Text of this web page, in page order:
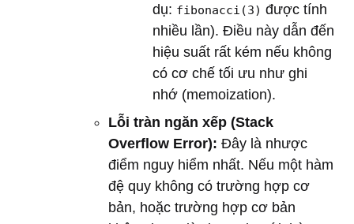
dụ: fibonacci(3) được tính
nhiều lần). Điều này dẫn đến
hiệu suất rất kém nếu không
có cơ chế tối ưu như ghi
nhớ (memoization).
Lỗi tràn ngăn xếp (Stack
Overflow Error): Đây là nhược
điểm nguy hiểm nhất. Nếu một hàm
đệ quy không có trường hợp cơ
bản, hoặc trường hợp cơ bản